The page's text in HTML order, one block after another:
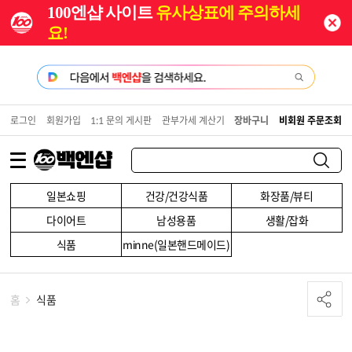
100엔샵 사이트유사상표에 주의하세
요!
일본쇼핑 건강/건강식품
화장품/뷰티
다이어트
남성용품
생활/잡화
식품
minne(일본핸드메이드)
로그인 회원가입 1:1 문의 게시판 관부가세 계산기 장바구니 비회원 주문조회
홈 식품